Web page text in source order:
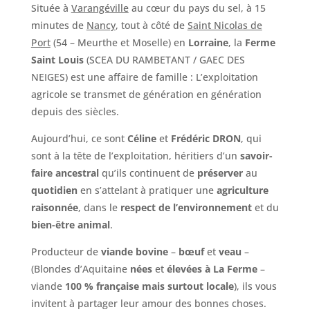
Située à Varangévilleau cœur du pays du sel, à 15
minutes de Nancy, tout à côté de Saint Nicolas de
Port(54 – Meurthe et Moselle) en Lorraine, la Ferme
Saint Louis(SCEA DU RAMBETANT / GAEC DES
NEIGES) est une affaire de famille : L’exploitation
agricole se transmet de génération en génération
depuis des siècles.
Aujourd’hui, ce sont Célineet Frédéric DRON, qui
sont à la tête de l’exploitation, héritiers d’un savoir-
faire ancestralqu’ils continuent de préserverau
quotidienen s’attelant à pratiquer une agriculture
raisonnée, dans le respect de l’environnementet du
bien-être animal.
Producteur de viande bovine– bœufet veau –
(Blondes d’Aquitaine néeset élevées à La Ferme–
viande 100 % française mais surtout locale), ils vous
invitent à partager leur amour des bonnes choses.